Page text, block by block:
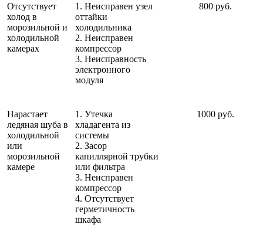
Отсутствует
холод в
морозильной и
холодильной
камерах
1. Неисправен узел
оттайки
холодильника
2. Неисправен
компрессор
3. Неисправность
электронного
модуля
800 руб.
Нарастает
ледяная шуба в
холодильной
или
морозильной
камере
1. Утечка
хладагента из
системы
2. Засор
капиллярной трубки
или фильтра
3. Неисправен
компрессор
4. Отсутствует
герметичность
шкафа
1000 руб.